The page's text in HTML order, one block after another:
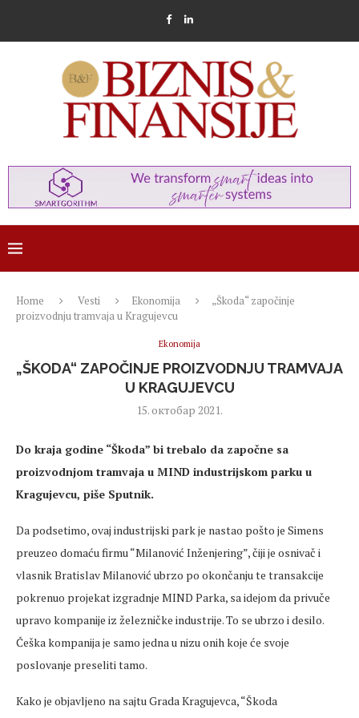
Home Vesti Ekonomija
„Škoda“ započinje
proizvodnju tramvaja u Kragujevcu
Ekonomija
„ŠKODA“ ZAPOČINJE PROIZVODNJU TRAMVAJA
U KRAGUJEVCU
15. октобар 2021.
Do kraja godine “Škoda” bi trebalo da započne sa
proizvodnjom tramvaja u MIND industrijskom parku u
Kragujevcu, piše Sputnik.
Da podsetimo, ovaj industrijski park je nastao pošto je Simens
preuzeo domaću firmu “Milanović Inženjering”, čiji je osnivač i
vlasnik Bratislav Milanović ubrzo po okončanju te transakcije
pokrenuo projekat izgradnje MIND Parka, sa idejom da privuče
upravo kompanije iz železničke industrije. To se ubrzo i desilo.
Češka kompanija je samo jedna u nizu onih koje će svoje
poslovanje preseliti tamo.
Kako je objavljeno na sajtu Grada Kragujevca, “Škoda